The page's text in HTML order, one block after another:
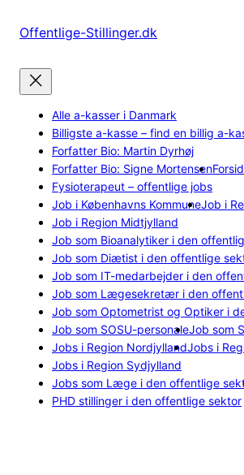
Offentlige-Stillinger.dk
Alle a-kasser i Danmark
Billigste a-kasse – find en billig a-
Forfatter Bio: Martin Dyrhøj
Forfatter Bio: Signe Mortensen
Fysioterapeut – offentlige jobs
Job i Københavns KommuneJob i
Job i Region Midtjylland
Job som Bioanalytiker i den
Job som Diætist i den offentlige
Job som IT-medarbejder i den
Job som Lægesekretær i den
Job som Optometrist og Optiker i
Job som SOSU-personaleJob som
Jobs i Region NordjyllandJobs i
Jobs i Region Sydjylland
Jobs som Læge i den offentlige
PHD stillinger i den offentlige sektor